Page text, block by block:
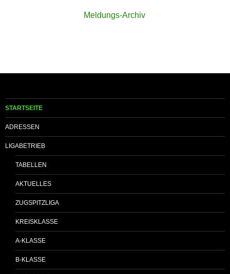
Meldungs-Archiv
STARTSEITE
ADRESSEN
LIGABETRIEB
TABELLEN
AKTUELLES
ZUGSPITZLIGA
KREISKLASSE
A-KLASSE
B-KLASSE